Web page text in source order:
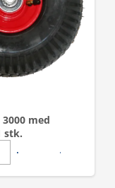
med
stk.